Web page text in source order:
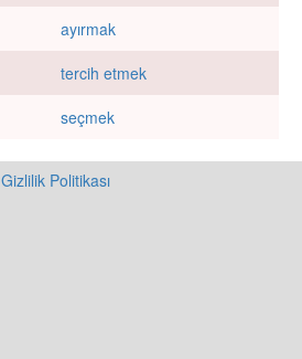
ayırmak
tercih etmek
seçmek
Gizlilik Politikası